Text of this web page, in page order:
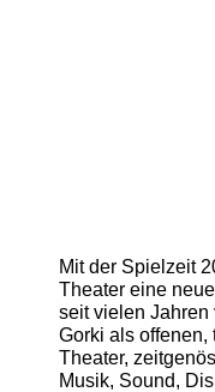
Mit der Spielzeit
Theater eine
seit vielen Jahren
Gorki als
Theater,
Musik, Sound,